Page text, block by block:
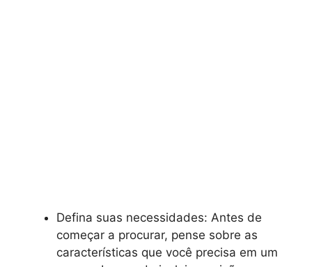
Defina suas necessidades: Antes de
começar a procurar, pense sobre as
características que você precisa em um